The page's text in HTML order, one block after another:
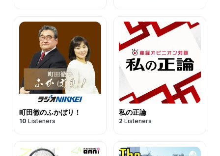
町田徹のふかぼり！
10 Listeners
私の正論
2 Listeners